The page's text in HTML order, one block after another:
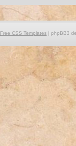
Free CSS Templates| phpBB3